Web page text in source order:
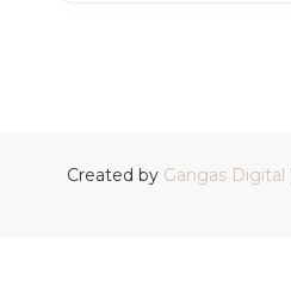
Created by Gangas Digital